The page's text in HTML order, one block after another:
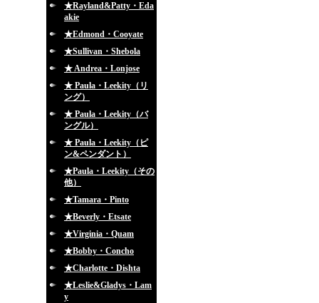
★Rayland&Patty・Eda
akie
★Edmond・Cooyate
★Sullivan・Shebola
★ Andrea・Lonjose
★ Paula・Leekity（リ
ング）
★ Paula・Leekity（バ
ングル）
★ Paula・Leekity（ピ
ン&ペンダント）
★Paula・Leekity（その
他）
★Tamara・Pinto
★Beverly・Etsate
★Virginia・Quam
★Bobby・Concho
★Charlotte・Dishta
★Leslie&Gladys・Lam
y